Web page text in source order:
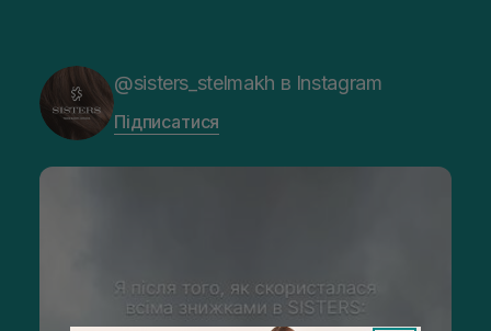
@sisters_stelmakh в Instagram
Підписатися